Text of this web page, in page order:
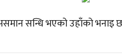
सन्धि भएको उहाँको भनाइ